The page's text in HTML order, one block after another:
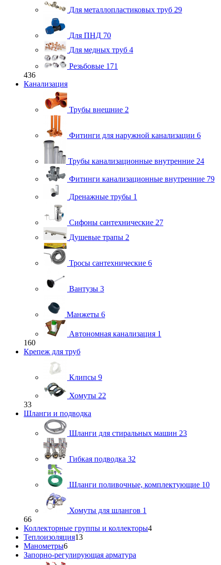
Для металлопластиковых труб 29
Для ПНД 70
Для медных труб 4
Резьбовые 171
436
Канализация
Трубы внешние 2
Фитинги для наружной канализации 6
Трубы канализационные внутренние 24
Фитинги канализационные внутренние 79
Дренажные трубы 1
Сифоны сантехнические 27
Душевые трапы 2
Тросы сантехнические 6
Вантузы 3
Манжеты 6
Автономная канализация 1
160
Крепеж для труб
Клипсы 9
Хомуты 22
33
Шланги и подводка
Шланги для стиральных машин 23
Гибкая подводка 32
Шланги поливочные, комплектующие 10
Хомуты для шлангов 1
66
Коллекторные группы и коллекторы4
Теплоизоляция13
Манометры6
Запорно-регулирующая арматура